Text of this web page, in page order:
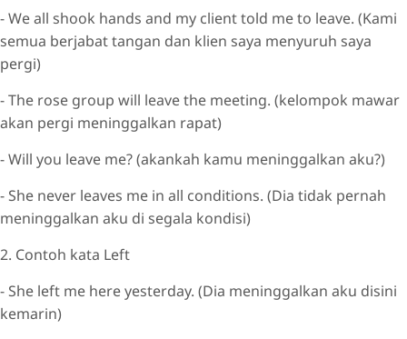
- We all shook hands and my client told me to leave. (Kami
semua berjabat tangan dan klien saya menyuruh saya
pergi)
- The rose group will leave the meeting. (kelompok mawar
akan pergi meninggalkan rapat)
- Will you leave me? (akankah kamu meninggalkan aku?)
- She never leaves me in all conditions. (Dia tidak pernah
meninggalkan aku di segala kondisi)
2. Contoh kata Left
- She left me here yesterday. (Dia meninggalkan aku disini
kemarin)